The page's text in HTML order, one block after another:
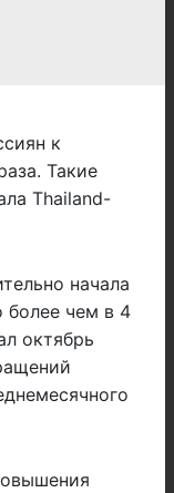
к
Такие
Thailand-
начала
более чем в 4
октябрь